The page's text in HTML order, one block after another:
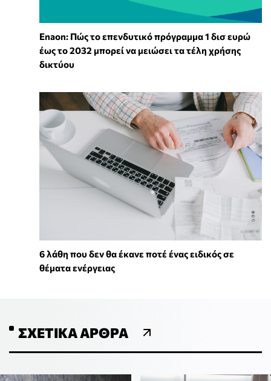
Enaon: Πώς το επενδυτικό πρόγραμμα 1 δισ ευρώ
έως το 2032 μπορεί να μειώσει τα τέλη χρήσης
δικτύου
6 λάθη που δεν θα έκανε ποτέ ένας ειδικός σε
θέματα ενέργειας
ΣΧΕΤΙΚΆ ΆΡΘΡΑ